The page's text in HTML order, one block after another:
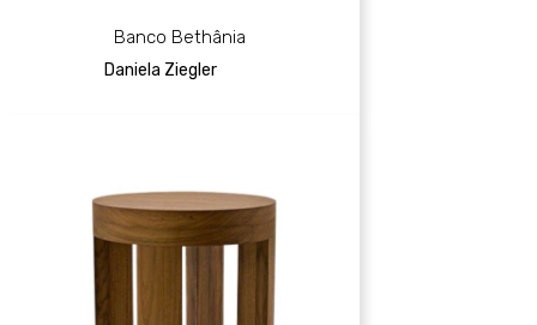
Banco Bethânia
Daniela Ziegler